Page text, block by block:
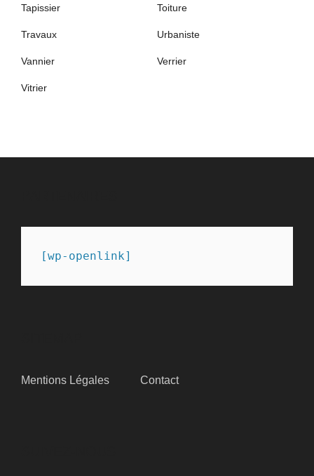
Tapissier Toiture
Travaux Urbaniste
Vannier Verrier
Vitrier
[wp-openlink]
Mentions Légales Contact